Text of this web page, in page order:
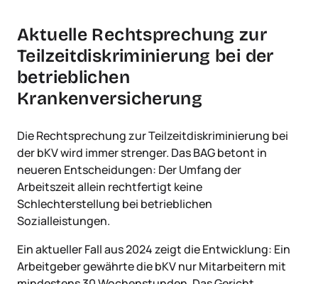
Aktuelle Rechtsprechung zur
Teilzeitdiskriminierung bei der
betrieblichen
Krankenversicherung
Die Rechtsprechung zur Teilzeitdiskriminierung bei
der bKV wird immer strenger. Das BAG betont in
neueren Entscheidungen: Der Umfang der
Arbeitszeit allein rechtfertigt keine
Schlechterstellung bei betrieblichen
Sozialleistungen.
Ein aktueller Fall aus 2024 zeigt die Entwicklung: Ein
Arbeitgeber gewährte die bKV nur Mitarbeitern mit